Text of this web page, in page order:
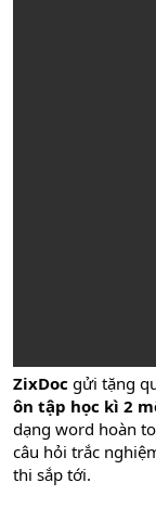
ZixDoc gửi tặng
ôn tập học kì 2
dạng word hoàn
câu hỏi trắc
thi sắp tới.